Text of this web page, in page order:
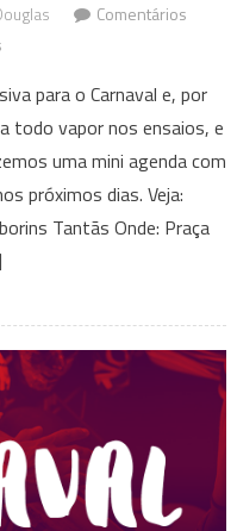
Comentários
dos
ensaios
dos
blocos
e
em
BH
para o Carnaval e, por
todo vapor nos ensaios, e
uma mini agenda com
próximos dias. Veja:
Tantãs Onde: Praça